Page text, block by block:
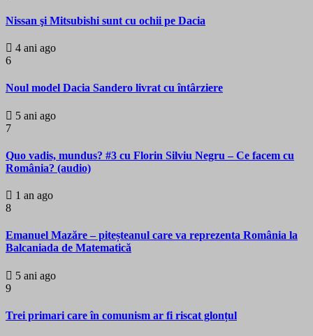
Nissan şi Mitsubishi sunt cu ochii pe Dacia
4 ani ago
6
Noul model Dacia Sandero livrat cu întârziere
5 ani ago
7
Quo vadis, mundus? #3 cu Florin Silviu Negru – Ce facem cu
România? (audio)
1 an ago
8
Emanuel Mazăre – piteșteanul care va reprezenta România la
Balcaniada de Matematică
5 ani ago
9
Trei primari care în comunism ar fi riscat glonțul